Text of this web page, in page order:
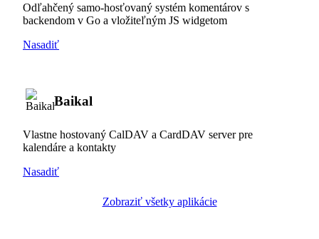
Odľahčený samo-hosťovaný systém komentárov s
backendom v Go a vložiteľným JS widgetom
Nasadiť
Baikal
Vlastne hostovaný CalDAV a CardDAV server pre
kalendáre a kontakty
Nasadiť
Zobraziť všetky aplikácie